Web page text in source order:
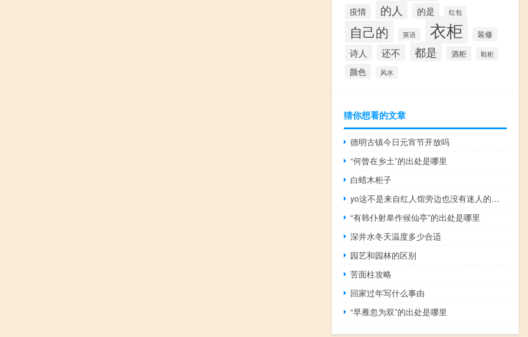
疫情 的人 的是 红包
自己的 英语 衣柜 装修
诗人 还不 都是 酒柜 鞋柜
颜色 风水
猜你想看的文章
德明古镇今日元宵节开放吗
“何曾在乡土”的出处是哪里
白蜡木柜子
yo这不是来自红人馆旁边也没有迷人的宝贝什么梗
“有韩仆射皋作候仙亭”的出处是哪里
深井水冬天温度多少合适
园艺和园林的区别
苦面柱攻略
回家过年写什么事由
“早雁忽为双”的出处是哪里